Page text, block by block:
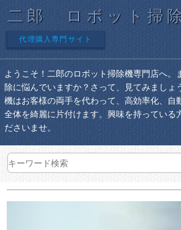
二郎 ロボット掃
代理購入専門サイト
ようこそ！二郎のロボット掃除機専門店へ。
除に悩んでいますか？さって、見てみましょ
機はお客様の両手を代わって、高効率化、自
全体を綺麗に片付けます。興味を持っている
ださいませ。